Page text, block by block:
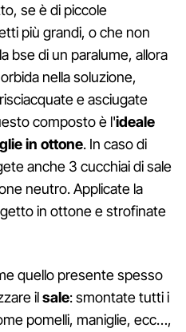
se è di piccole
più grandi, o che non
bse di un paralume, allora
nella soluzione,
e asciugate
composto è l'ideale
in ottone. In caso di
anche 3 cucchiai di sale
neutro. Applicate la
in ottone e strofinate
quello presente spesso
ilsale: smontate tutti i
pomelli, maniglie, ecc…,